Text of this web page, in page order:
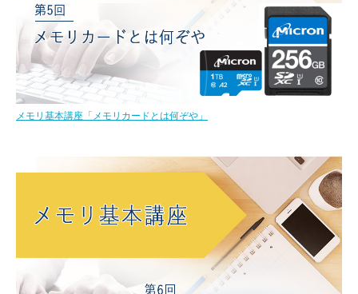
メモリ基本講座「メモリカードとは何ぞや」